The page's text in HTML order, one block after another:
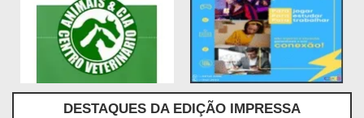
DESTAQUES DA EDIÇÃO IMPRESSA